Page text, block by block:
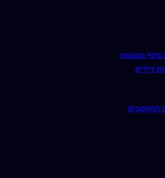
גיבוי נטענות
ניידים
למחשבים